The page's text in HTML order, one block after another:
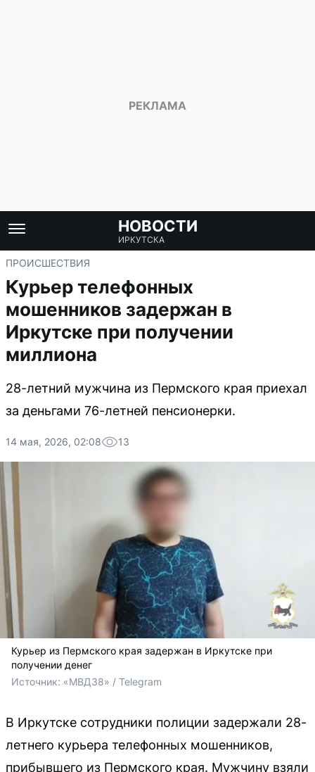
НОВОСТИ
ИРКУТСКА
ПРОИСШЕСТВИЯ
Курьер телефонных
мошенников задержан в
Иркутске при получении
миллиона
28-летний мужчина из Пермского края приехал
за деньгами 76-летней пенсионерки.
14 мая, 2026, 02:08 13
Курьер из Пермского края задержан в Иркутске при
получении денег
Источник: «МВД38» / Telegram
В Иркутске сотрудники полиции задержали 28-
летнего курьера телефонных мошенников,
прибывшего из Пермского края. Мужчину взяли